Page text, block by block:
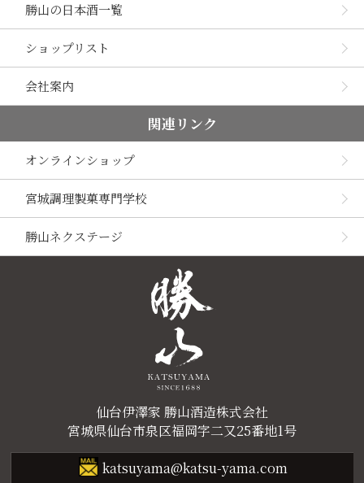
勝山の日本酒一覧
ショップリスト
会社案内
関連リンク
オンラインショップ
宮城調理製菓専門学校
勝山ネクステージ
仙台伊澤家 勝山酒造株式会社
宮城県仙台市泉区福岡字二又25番地1号
katsuyama@katsu-yama.com